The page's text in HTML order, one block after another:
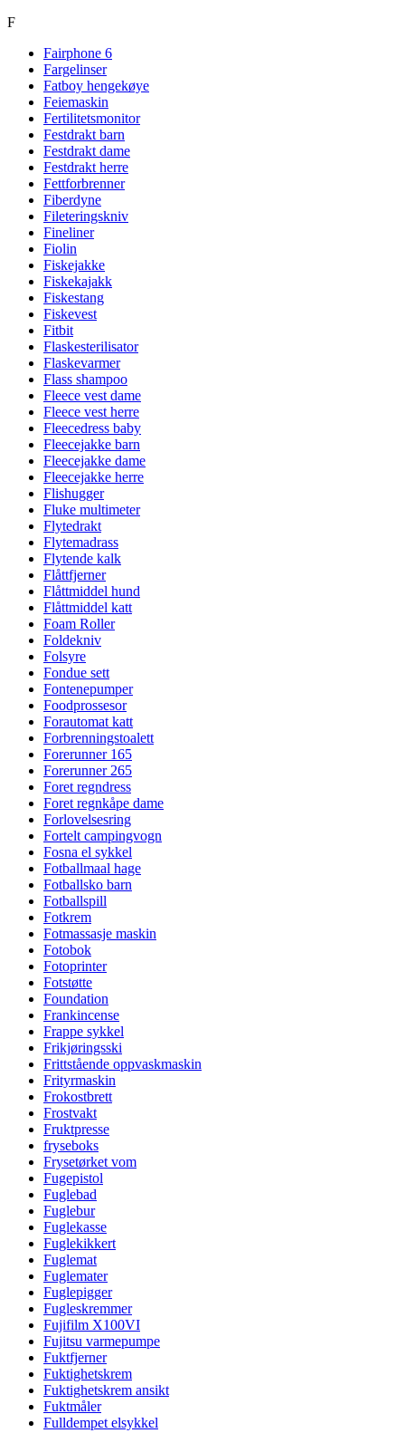
F
Fairphone 6
Fargelinser
Fatboy hengekøye
Feiemaskin
Fertilitetsmonitor
Festdrakt barn
Festdrakt dame
Festdrakt herre
Fettforbrenner
Fiberdyne
Fileteringskniv
Fineliner
Fiolin
Fiskejakke
Fiskekajakk
Fiskestang
Fiskevest
Fitbit
Flaskesterilisator
Flaskevarmer
Flass shampoo
Fleece vest dame
Fleece vest herre
Fleecedress baby
Fleecejakke barn
Fleecejakke dame
Fleecejakke herre
Flishugger
Fluke multimeter
Flytedrakt
Flytemadrass
Flytende kalk
Flåttfjerner
Flåttmiddel hund
Flåttmiddel katt
Foam Roller
Foldekniv
Folsyre
Fondue sett
Fontenepumper
Foodprossesor
Forautomat katt
Forbrenningstoalett
Forerunner 165
Forerunner 265
Foret regndress
Foret regnkåpe dame
Forlovelsesring
Fortelt campingvogn
Fosna el sykkel
Fotballmaal hage
Fotballsko barn
Fotballspill
Fotkrem
Fotmassasje maskin
Fotobok
Fotoprinter
Fotstøtte
Foundation
Frankincense
Frappe sykkel
Frikjøringsski
Frittstående oppvaskmaskin
Frityrmaskin
Frokostbrett
Frostvakt
Fruktpresse
fryseboks
Frysetørket vom
Fugepistol
Fuglebad
Fuglebur
Fuglekasse
Fuglekikkert
Fuglemat
Fuglemater
Fuglepigger
Fugleskremmer
Fujifilm X100VI
Fujitsu varmepumpe
Fuktfjerner
Fuktighetskrem
Fuktighetskrem ansikt
Fuktmåler
Fulldempet elsykkel